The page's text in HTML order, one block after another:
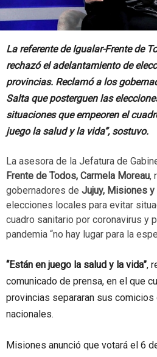
La referente de Igualar-Frente de
rechazó el adelantamiento de
provincias. Reclamó a los
Salta que posterguen las
situaciones que empeoren el
juego la salud y la vida”, sostuvo.
La asesora de la Jefatura de
Frente de Todos, Carmela Moreau,
gobernadores de Jujuy, Misiones y
elecciones locales para evitar
cuadro sanitario por coronavirus y
pandemia “no hay lugar para la
“Están en juego la salud y la vida”,
comunicado de prensa, en el que
provincias separaran sus
nacionales.
Misiones anunció que votará el 6